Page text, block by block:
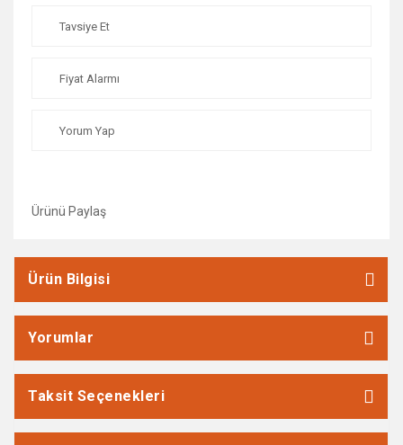
Tavsiye Et
Fiyat Alarmı
Yorum Yap
Ürünü Paylaş
Ürün Bilgisi
Yorumlar
Taksit Seçenekleri